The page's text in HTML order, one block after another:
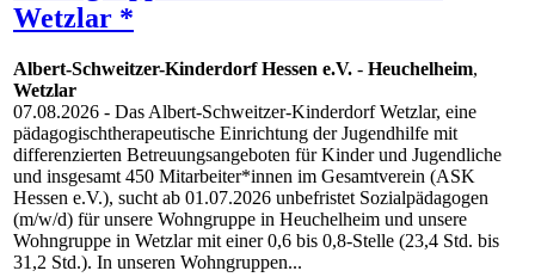
Wetzlar *
Albert-Schweitzer-Kinderdorf Hessen e.V. - Heuchelheim,
Wetzlar
07.08.2026 - Das Albert-Schweitzer-Kinderdorf Wetzlar, eine
pädagogischtherapeutische Einrichtung der Jugendhilfe mit
differenzierten Betreuungsangeboten für Kinder und Jugendliche
und insgesamt 450 Mitarbeiter*innen im Gesamtverein (ASK
Hessen e.V.), sucht ab 01.07.2026 unbefristet Sozialpädagogen
(m/w/d) für unsere Wohngruppe in Heuchelheim und unsere
Wohngruppe in Wetzlar mit einer 0,6 bis 0,8-Stelle (23,4 Std. bis
31,2 Std.). In unseren Wohngruppen...